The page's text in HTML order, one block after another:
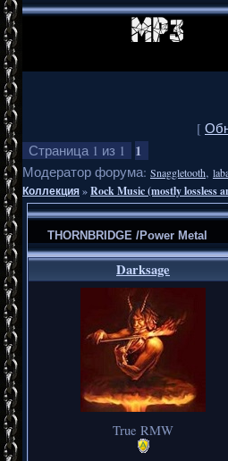
[
Страница 1 из 1 1
Модератор форума: Snaggletooth,
Коллекция»Rock Music (mostly lossless
THORNBRIDGE /Power Metal
Darksage
True RMW